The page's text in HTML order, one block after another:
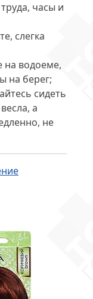
часы и
слегка
на водоеме,
на берег;
сидеть
а
не